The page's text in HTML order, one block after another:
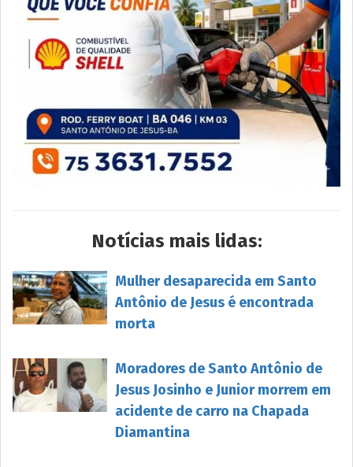
Notícias mais lidas:
Mulher desaparecida em Santo
Antônio de Jesus é encontrada
morta
Moradores de Santo Antônio de
Jesus Josinho e Junior morrem em
acidente de carro na Chapada
Diamantina